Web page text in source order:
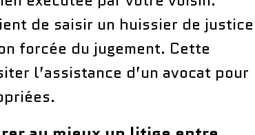
de saisir un huissier de justice
forcée du jugement. Cette
l’assistance d’un avocat pour